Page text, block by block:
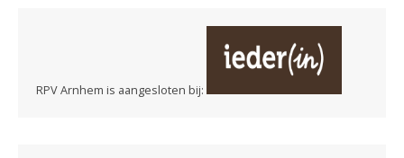
RPV Arnhem is aangesloten bij: